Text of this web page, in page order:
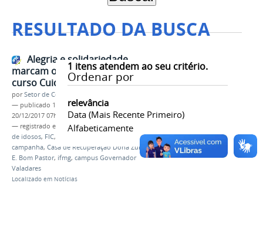
RESULTADO DA BUSCA
1 itens atendem ao seu critério.
Ordenar por
relevância
Data (mais Recente Primeiro)
Alfabeticamente
Alegria e solidariedade
marcam o encerramento do
curso Cuidador de Idosos
porSetor de Comunicação
— publicado 18/12/2017—última modificação
20/12/2017 07h01
— registrado em:
encerramento,curso cuidador
de idosos, FIC,
,
campanha, Casa de Recuperação Dona Zulmira,E.
E. Bom Pastor, ifmg, campus Governador
Valadares
Localizado em Notícias